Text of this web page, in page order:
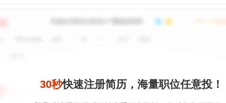
30秒快速注册简历，海量职位任意投！